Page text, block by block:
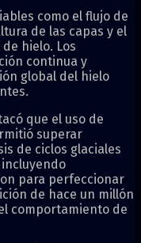
como el flujo de
de las capas y el
hielo. Los
continua y
global del hielo
que el uso de
superar
de ciclos glaciales
para perfeccionar
de hace un millón
comportamiento de